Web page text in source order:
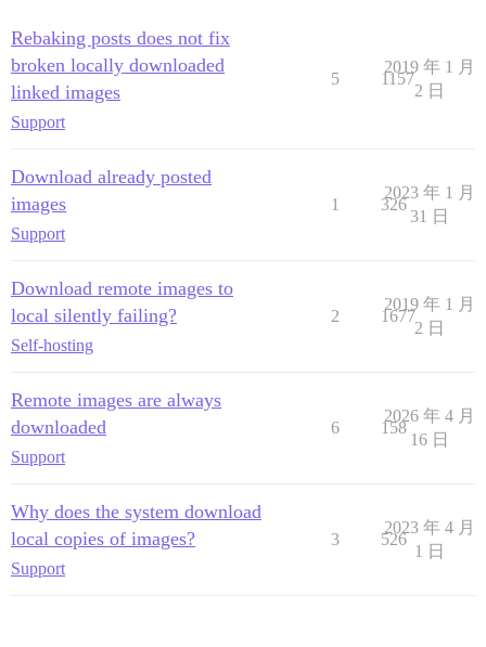
Rebaking posts does not fix
broken locally downloaded
linked images
Support
5 1157
2019 年 1 月
2 日
Download already posted
images
Support
1 326
2023 年 1 月
31 日
Download remote images to
local silently failing?
Self-hosting
2 1677
2019 年 1 月
2 日
Remote images are always
downloaded
Support
6 158
2026 年 4 月
16 日
Why does the system download
local copies of images?
Support
3 526
2023 年 4 月
1 日